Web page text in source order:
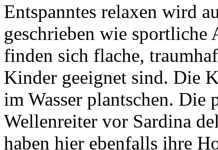
Entspanntes relaxen wird
geschrieben wie
finden sich flache,
Kinder geeignet sind. Die
im Wasser plantschen.
Wellenreiter vor Sardina
haben hier ebenfalls ihre